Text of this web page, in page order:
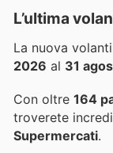
L’ultima
La nuova
2026 al 31
Con oltre 164
troverete
Supermercati.